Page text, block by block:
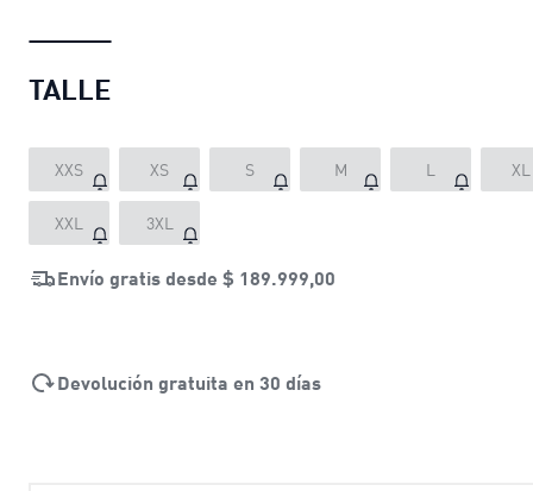
TALLE
XXS XS S M L XL
XXL 3XL
Envío gratis desde $ 189.999,00
Devolución gratuita en 30 días